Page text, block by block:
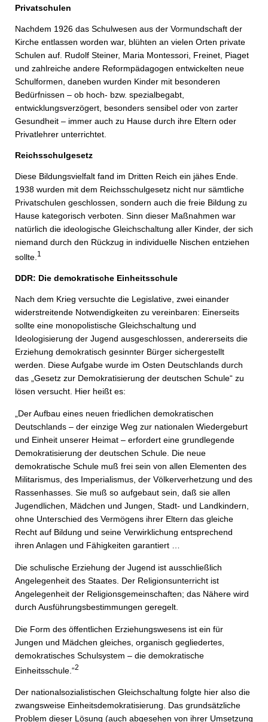
Privatschulen
Nachdem 1926 das Schulwesen aus der Vormundschaft der
Kirche entlassen worden war, blühten an vielen Orten private
Schulen auf. Rudolf Steiner, Maria Montessori, Freinet, Piaget
und zahlreiche andere Reformpädagogen entwickelten neue
Schulformen, daneben wurden Kinder mit besonderen
Bedürfnissen – ob hoch- bzw. spezialbegabt,
entwicklungsverzögert, besonders sensibel oder von zarter
Gesundheit – immer auch zu Hause durch ihre Eltern oder
Privatlehrer unterrichtet.
Reichsschulgesetz
Diese Bildungsvielfalt fand im Dritten Reich ein jähes Ende.
1938 wurden mit dem Reichsschulgesetz nicht nur sämtliche
Privatschulen geschlossen, sondern auch die freie Bildung zu
Hause kategorisch verboten. Sinn dieser Maßnahmen war
natürlich die ideologische Gleichschaltung aller Kinder, der sich
niemand durch den Rückzug in individuelle Nischen entziehen
sollte. 1
DDR: Die demokratische Einheitsschule
Nach dem Krieg versuchte die Legislative, zwei einander
widerstreitende Notwendigkeiten zu vereinbaren: Einerseits
sollte eine monopolistische Gleichschaltung und
Ideologisierung der Jugend ausgeschlossen, andererseits die
Erziehung demokratisch gesinnter Bürger sichergestellt
werden. Diese Aufgabe wurde im Osten Deutschlands durch
das „Gesetz zur Demokratisierung der deutschen Schule“ zu
lösen versucht. Hier heißt es:
„Der Aufbau eines neuen friedlichen demokratischen
Deutschlands – der einzige Weg zur nationalen Wiedergeburt
und Einheit unserer Heimat – erfordert eine grundlegende
Demokratisierung der deutschen Schule. Die neue
demokratische Schule muß frei sein von allen Elementen des
Militarismus, des Imperialismus, der Völkerverhetzung und des
Rassenhasses. Sie muß so aufgebaut sein, daß sie allen
Jugendlichen, Mädchen und Jungen, Stadt- und Landkindern,
ohne Unterschied des Vermögens ihrer Eltern das gleiche
Recht auf Bildung und seine Verwirklichung entsprechend
ihren Anlagen und Fähigkeiten garantiert …
Die schulische Erziehung der Jugend ist ausschließlich
Angelegenheit des Staates. Der Religionsunterricht ist
Angelegenheit der Religionsgemeinschaften; das Nähere wird
durch Ausführungsbestimmungen geregelt.
Die Form des öffentlichen Erziehungswesens ist ein für
Jungen und Mädchen gleiches, organisch gegliedertes,
demokratisches Schulsystem – die demokratische
Einheitsschule.“2
Der nationalsozialistischen Gleichschaltung folgte hier also die
zwangsweise Einheitsdemokratisierung. Das grundsätzliche
Problem dieser Lösung (auch abgesehen von ihrer Umsetzung